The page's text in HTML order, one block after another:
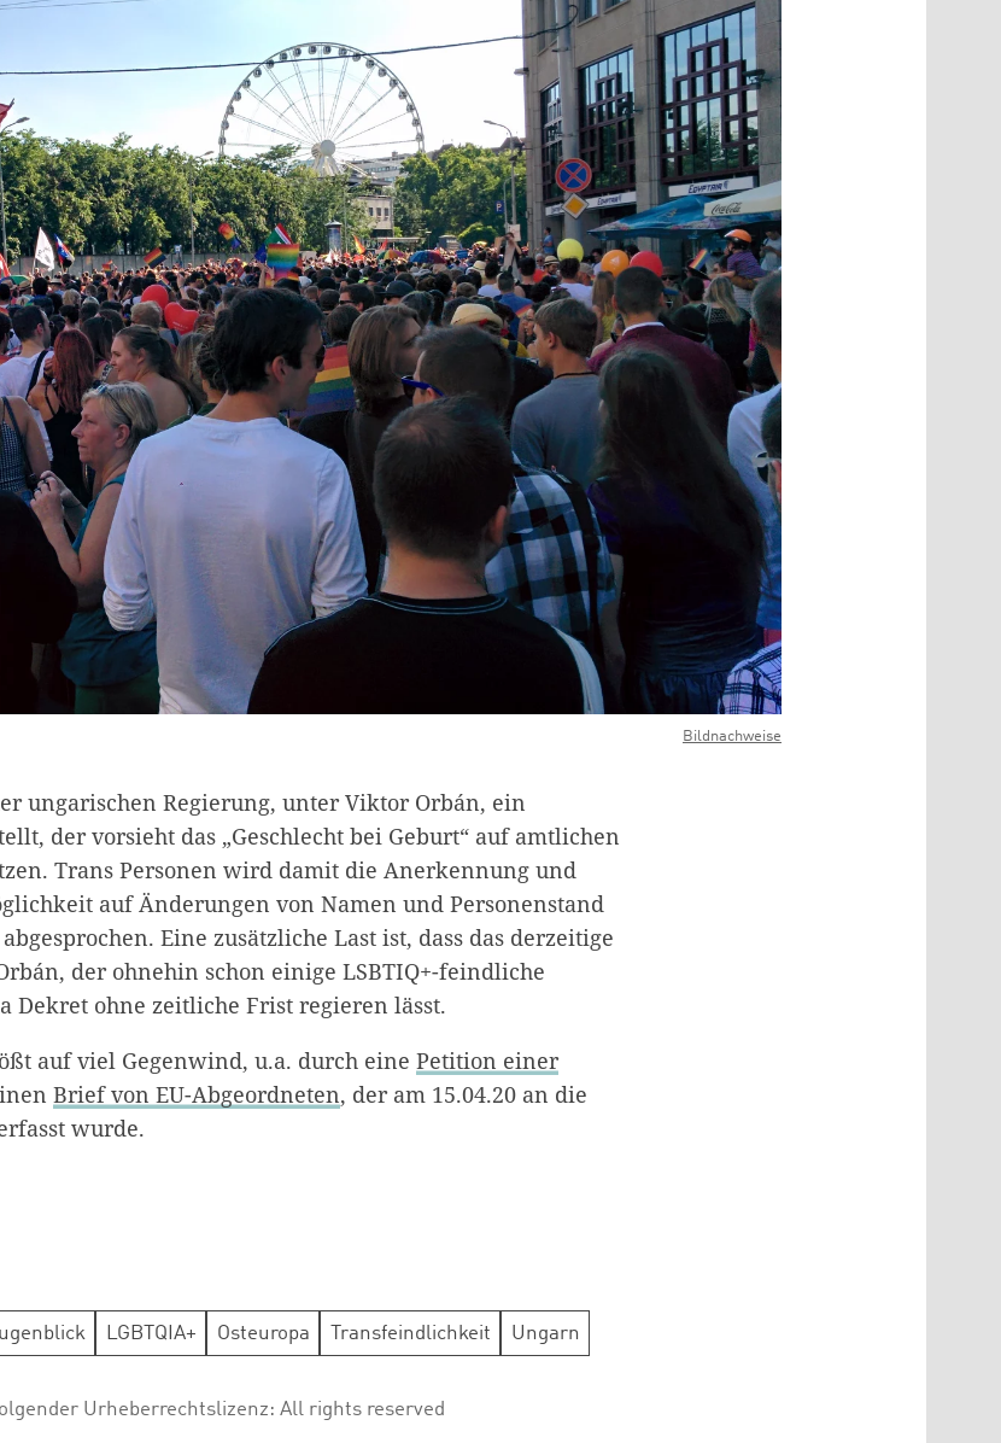
Bildnachweise
ungarischen Regierung, unter Viktor Orbán, ein
der vorsieht das „Geschlecht bei Geburt“ auf amtlichen
Trans Personen wird damit die Anerkennung und
auf Änderungen von Namen und Personenstand
Eine zusätzliche Last ist, dass das derzeitige
der ohnehin schon einige LSBTIQ+-feindliche
Dekret ohne zeitliche Frist regieren lässt.
auf viel Gegenwind, u.a. durch eine Petition einer
Brief von EU-Abgeordneten, der am 15.04.20 an die
wurde.
LGBTQIA+ Osteuropa Transfeindlichkeit Ungarn
Urheberrechtslizenz: All rights reserved